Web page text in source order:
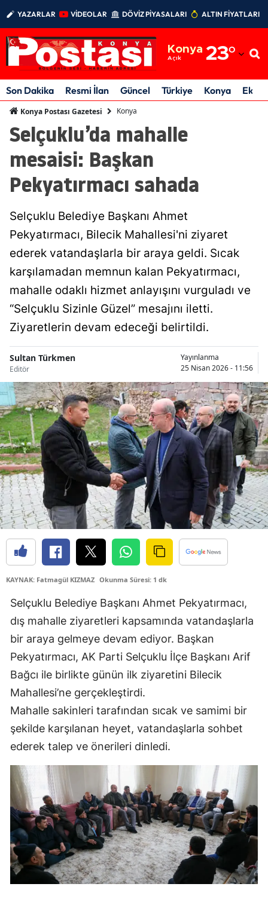
YAZARLAR VİDEOLAR DÖVİZ PİYASALARI ALTIN FİYATLARI
Konya
Açık 23°
Adıyaman
Afyonkarahisar
Amasya
Antalya
Aydın
Balıkesir
Bilecik
Bingöl
Bitlis
Bolu
Bursa
Çanakkale
Çankırı
Çorum
Denizli
Diyarbakır
Edirne
Erzincan
Erzurum
Eskişehir
Gaziantep
Gümüşhane
Isparta
Mersin
İstanbul
İzmir
Son Dakika Resmi İlan Güncel Türkiye Konya
Konya Postası Gazetesi Konya
Selçuklu’da mahalle
mesaisi: Başkan
Pekyatırmacı sahada
Selçuklu Belediye Başkanı Ahmet
Pekyatırmacı, Bilecik Mahallesi'ni ziyaret
ederek vatandaşlarla bir araya geldi. Sıcak
karşılamadan memnun kalan Pekyatırmacı,
mahalle odaklı hizmet anlayışını vurguladı ve
“Selçuklu Sizinle Güzel” mesajını iletti.
Ziyaretlerin devam edeceği belirtildi.
Sultan Türkmen
Editör
Yayınlanma
25 Nisan 2026 - 11:56
KAYNAK: Fatmagül KIZMAZ Okunma Süresi: 1 dk
Selçuklu Belediye Başkanı Ahmet Pekyatırmacı,
dış mahalle ziyaretleri kapsamında vatandaşlarla
bir araya gelmeye devam ediyor. Başkan
Pekyatırmacı, AK Parti Selçuklu İlçe Başkanı Arif
Bağcı ile birlikte günün ilk ziyaretini Bilecik
Mahallesi’ne gerçekleştirdi.
Mahalle sakinleri tarafından sıcak ve samimi bir
şekilde karşılanan heyet, vatandaşlarla sohbet
ederek talep ve önerileri dinledi.